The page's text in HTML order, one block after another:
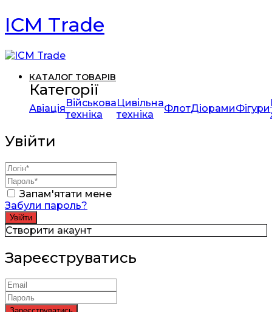
ICM Trade
КАТАЛОГ ТОВАРІВ
Категорії
АвіаціяВійськова
техніка
Цивільна
техніка
ФлотДіорамиФігури
Увійти
Запам'ятати мене
Забули пароль?
Створити акаунт
Зареєструватись